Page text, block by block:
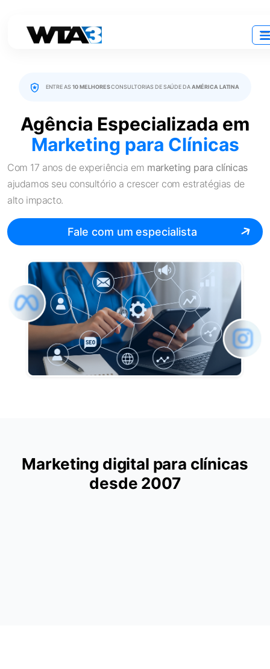
ENTRE AS10 MELHORESCONSULTORIAS DE SAÚDE DAAMÉRICA LATINA
Agência Especializada em
Marketing para Clínicas
Com 17 anos de experiência em marketing para clínicas
ajudamos seu consultório a crescer com estratégias de
alto impacto.
Fale com um especialista
Marketing digital para clínicas
desde 2007